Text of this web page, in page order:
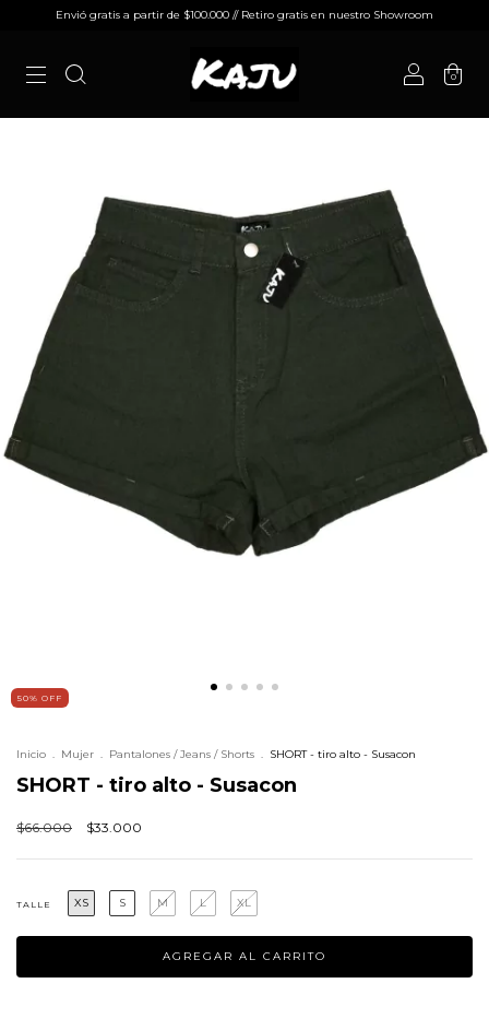
Envió gratis a partir de $100.000 // Retiro gratis en nuestro Showroom
0
50% OFF
Inicio . Mujer . Pantalones / Jeans / Shorts . SHORT - tiro alto - Susacon
SHORT - tiro alto - Susacon
$66.000 $33.000
TALLE XS S M L XL